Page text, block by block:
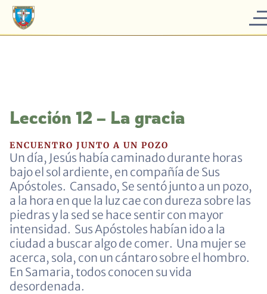
Lección 12 – La gracia
ENCUENTRO JUNTO A UN POZO
Un día, Jesús había caminado durante horas
bajo el sol ardiente, en compañía de Sus
Apóstoles. Cansado, Se sentó junto a un pozo,
a la hora en que la luz cae con dureza sobre las
piedras y la sed se hace sentir con mayor
intensidad. Sus Apóstoles habían ido a la
ciudad a buscar algo de comer. Una mujer se
acerca, sola, con un cántaro sobre el hombro.
En Samaria, todos conocen su vida
desordenada.